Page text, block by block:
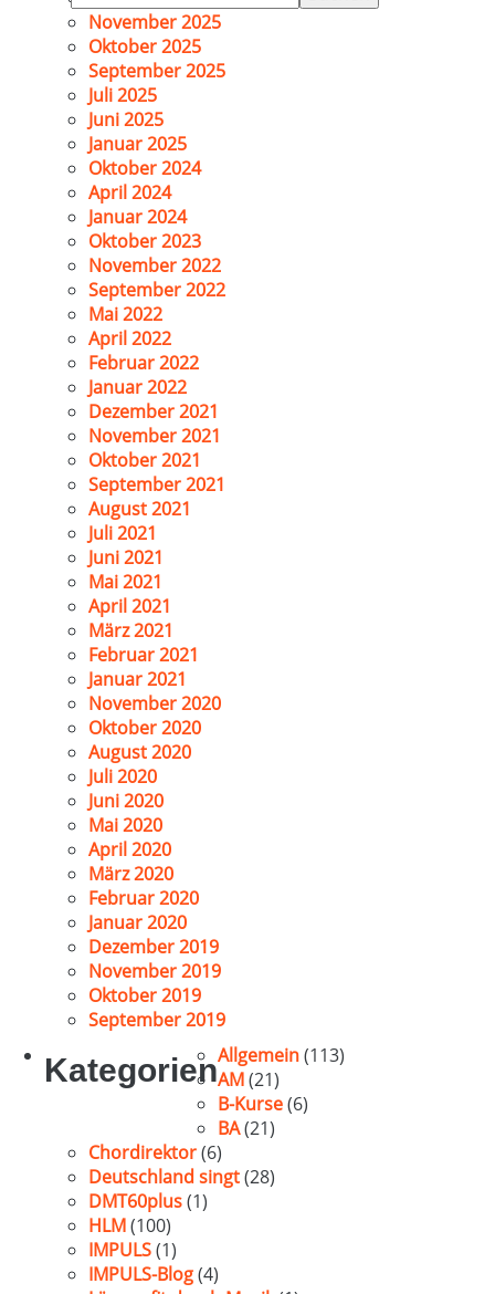
nach:
November 2025
Oktober 2025
September 2025
Juli 2025
Juni 2025
Januar 2025
Oktober 2024
April 2024
Januar 2024
Oktober 2023
November 2022
September 2022
Mai 2022
April 2022
Februar 2022
Januar 2022
Dezember 2021
November 2021
Oktober 2021
September 2021
August 2021
Juli 2021
Juni 2021
Mai 2021
April 2021
März 2021
Februar 2021
Januar 2021
November 2020
Oktober 2020
August 2020
Juli 2020
Juni 2020
Mai 2020
April 2020
März 2020
Februar 2020
Januar 2020
Dezember 2019
November 2019
Oktober 2019
September 2019
KategorienAllgemein(113)
AM(21)
B-Kurse(6)
BA(21)
Chordirektor(6)
Deutschland singt(28)
DMT60plus(1)
HLM(100)
IMPULS(1)
IMPULS-Blog(4)